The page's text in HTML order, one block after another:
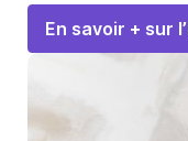
En savoir + sur